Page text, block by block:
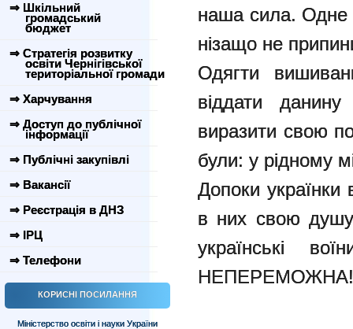
⇒ Шкільний
громадський
бюджет
⇒ Стратегія розвитку
освіти Чернігівської
територіальної громади
⇒ Харчування
⇒ Доступ до публічної
інформації
⇒ Публічні закупівлі
⇒ Вакансії
⇒ Реєстрація в ДНЗ
⇒ ІРЦ
⇒ Телефони
КОРИСНІ ПОСИЛАННЯ
Міністерство освіти і науки України
наша сила. Одне
нізащо не
Одягти
віддати
виразити свою
були: у рідному
Допоки
в них свою
українські
НЕПЕРЕМОЖНА!